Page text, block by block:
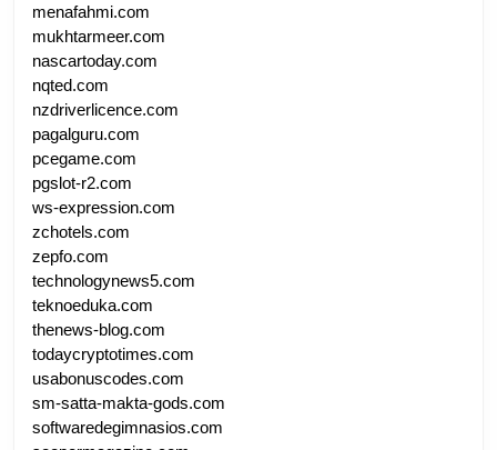
menafahmi.com
mukhtarmeer.com
nascartoday.com
nqted.com
nzdriverlicence.com
pagalguru.com
pcegame.com
pgslot-r2.com
ws-expression.com
zchotels.com
zepfo.com
technologynews5.com
teknoeduka.com
thenews-blog.com
todaycryptotimes.com
usabonuscodes.com
sm-satta-makta-gods.com
softwaredegimnasios.com